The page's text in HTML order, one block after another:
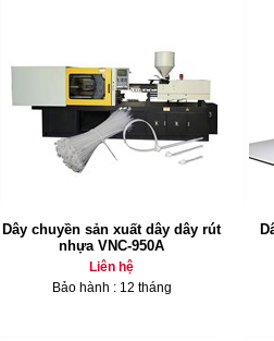
Dây chuyền sản xuất dây dây rút
nhựa VNC-950A
Liên hệ
Bảo hành : 12 tháng